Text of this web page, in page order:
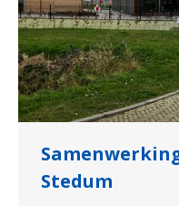
Stedum